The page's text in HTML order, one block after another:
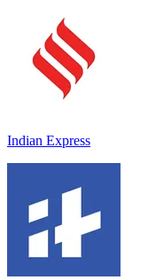
Indian Express